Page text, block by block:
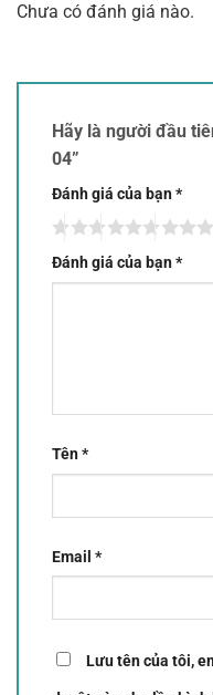
Chưa có đánh giá nào.
Hãy là người đầu
04”
Đánh giá của bạn*
Đánh giá của bạn*
Tên*
Email *
Lưu tên của tôi,